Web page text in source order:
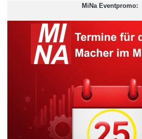
ARKM.marketing
MiNa Eventpromo: